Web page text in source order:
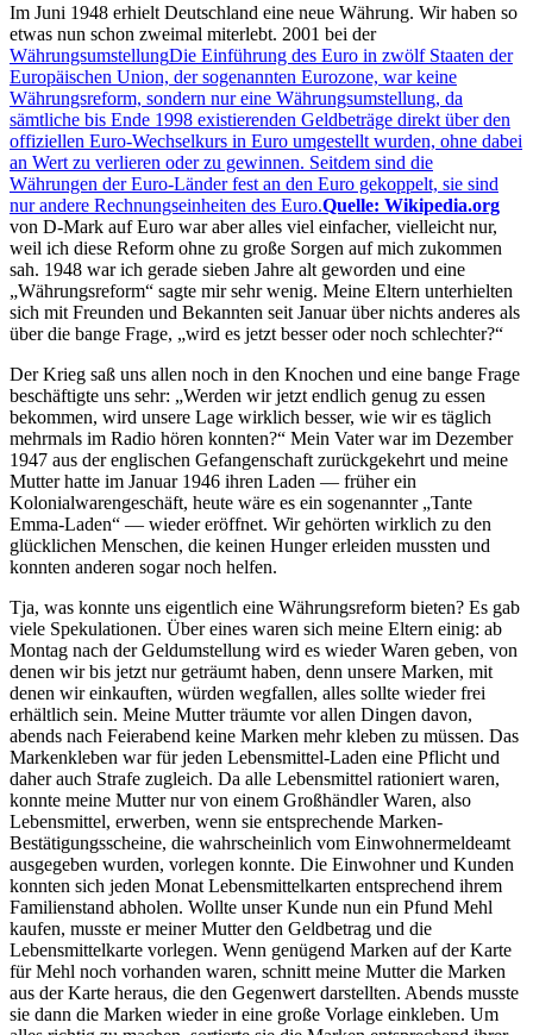
Im Juni 1948 erhielt Deutschland eine neue Währung. Wir haben so
etwas nun schon zweimal miterlebt. 2001 bei der
WährungsumstellungDie Einführung des Euro in zwölf Staaten der
Europäischen Union, der sogenannten Eurozone, war keine
Währungsreform, sondern nur eine Währungsumstellung, da
sämtliche bis Ende 1998 existierenden Geldbeträge direkt über den
offiziellen Euro-Wechselkurs in Euro umgestellt wurden, ohne dabei
an Wert zu verlieren oder zu gewinnen. Seitdem sind die
Währungen der Euro-Länder fest an den Euro gekoppelt, sie sind
nur andere Rechnungseinheiten des Euro.Quelle: Wikipedia.org
von D-Mark auf Euro war aber alles viel einfacher, vielleicht nur,
weil ich diese Reform ohne zu große Sorgen auf mich zukommen
sah. 1948 war ich gerade sieben Jahre alt geworden und eine
Währungsreform
sagte mir sehr wenig. Meine Eltern unterhielten
sich mit Freunden und Bekannten seit Januar über nichts anderes als
über die bange Frage,
wird es jetzt besser oder noch schlechter?
Der Krieg saß uns allen noch in den Knochen und eine bange Frage
beschäftigte uns sehr:
Werden wir jetzt endlich genug zu essen
bekommen, wird unsere Lage wirklich besser, wie wir es täglich
mehrmals im Radio hören konnten?
Mein Vater war im Dezember
1947 aus der englischen Gefangenschaft zurückgekehrt und meine
Mutter hatte im Januar 1946 ihren Laden — früher ein
Kolonialwarengeschäft, heute wäre es ein sogenannter Tante
Emma-Laden
— wieder eröffnet. Wir gehörten wirklich zu den
glücklichen Menschen, die keinen Hunger erleiden mussten und
konnten anderen sogar noch helfen.
Tja, was konnte uns eigentlich eine Währungsreform bieten? Es gab
viele Spekulationen. Über eines waren sich meine Eltern einig: ab
Montag nach der Geldumstellung wird es wieder Waren geben, von
denen wir bis jetzt nur geträumt haben, denn unsere Marken, mit
denen wir einkauften, würden wegfallen, alles sollte wieder frei
erhältlich sein. Meine Mutter träumte vor allen Dingen davon,
abends nach Feierabend keine Marken mehr kleben zu müssen. Das
Markenkleben war für jeden Lebensmittel-Laden eine Pflicht und
daher auch Strafe zugleich. Da alle Lebensmittel rationiert waren,
konnte meine Mutter nur von einem Großhändler Waren, also
Lebensmittel, erwerben, wenn sie entsprechende Marken-
Bestätigungsscheine, die wahrscheinlich vom Einwohnermeldeamt
ausgegeben wurden, vorlegen konnte. Die Einwohner und Kunden
konnten sich jeden Monat Lebensmittelkarten entsprechend ihrem
Familienstand abholen. Wollte unser Kunde nun ein Pfund Mehl
kaufen, musste er meiner Mutter den Geldbetrag und die
Lebensmittelkarte vorlegen. Wenn genügend Marken auf der Karte
für Mehl noch vorhanden waren, schnitt meine Mutter die Marken
aus der Karte heraus, die den Gegenwert darstellten. Abends musste
sie dann die Marken wieder in eine große Vorlage einkleben. Um